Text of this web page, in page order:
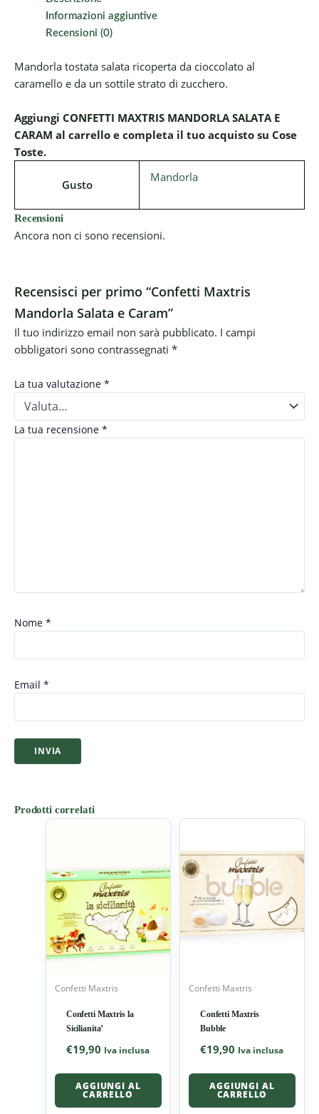
Informazioni aggiuntive
Recensioni (0)
Mandorla tostata salata ricoperta da cioccolato al
caramello e da un sottile strato di zucchero.
Aggiungi CONFETTI MAXTRIS MANDORLA SALATA E
CARAM al carrello e completa il tuo acquisto su Cose
Toste.
Gusto
Mandorla
Recensioni
Ancora non ci sono recensioni.
Recensisci per primo “Confetti Maxtris
Mandorla Salata e Caram”
Il tuo indirizzo email non sarà pubblicato. I campi
obbligatori sono contrassegnati *
La tua valutazione *
La tua recensione *
Nome *
Email *
Prodotti correlati
Confetti Maxtris
Confetti Maxtris la
Sicilianita’
€19,90 Iva inclusa
AGGIUNGI AL
CARRELLO
Confetti Maxtris
Confetti Maxtris
Bubble
€19,90 Iva inclusa
AGGIUNGI AL
CARRELLO